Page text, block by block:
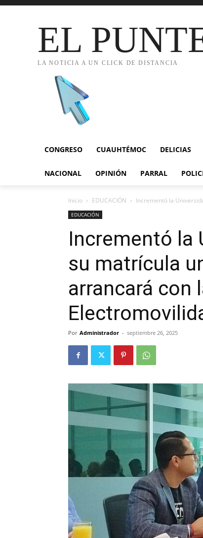
EL
LA NOTICIA A UN CLICK DE DISTANCIA
CONGRESO CUAUHTÉMOC DELICIAS
NACIONAL OPINIÓN PARRAL
Inicio EDUCACIÓN Incrementó la
EDUCACIÓN
Incrementó la
su matrícula
arrancará con
Por Administrador - septiembre 26, 2025